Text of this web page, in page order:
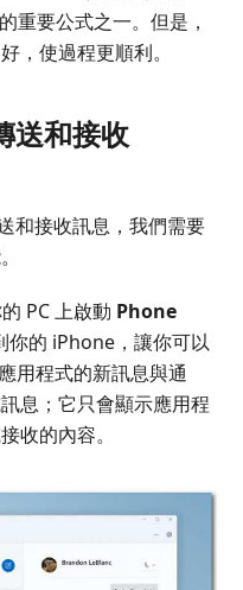
要公式之一。但是，
，使過程更順利。
送和接收
和接收訊息，我們需要
PC 上啟動 Phone
你的 iPhone，讓你可以
用程式的新訊息與通
息；它只會顯示應用程
收的內容。